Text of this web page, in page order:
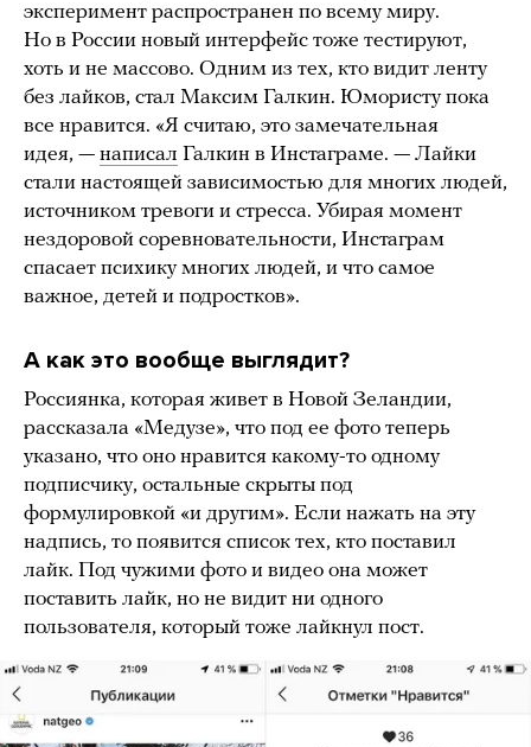
эксперимент распространен по всему миру.
Но в России новый интерфейс тоже тестируют,
хоть и не массово. Одним из тех, кто видит ленту
без лайков, стал Максим Галкин. Юмористу пока
все нравится. «Я считаю, это замечательная
идея, — написал Галкин в Инстаграме. — Лайки
стали настоящей зависимостью для многих людей,
источником тревоги и стресса. Убирая момент
нездоровой соревновательности, Инстаграм
спасает психику многих людей, и что самое
важное, детей и подростков».
А как это вообще выглядит?
Россиянка, которая живет в Новой Зеландии,
рассказала «Медузе», что под ее фото теперь
указано, что оно нравится какому-то одному
подписчику, остальные скрыты под
формулировкой «и другим». Если нажать на эту
надпись, то появится список тех, кто поставил
лайк. Под чужими фото и видео она может
поставить лайк, но не видит ни одного
пользователя, который тоже лайкнул пост.